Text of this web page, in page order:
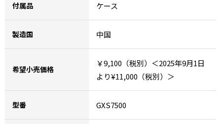
付属品 ケース
製造国 中国
希望小売価格
￥9,100（税別） ＜2025年9月1日
より¥11,000（税別） ＞
型番 GXS7500